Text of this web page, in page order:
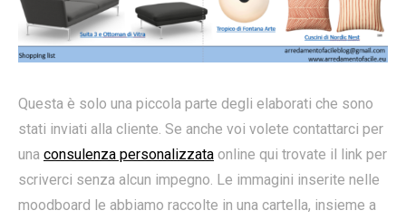
Questa è solo una piccola parte degli elaborati che sono
stati inviati alla cliente. Se anche voi volete contattarci per
una consulenza personalizzata online qui trovate il link per
scriverci senza alcun impegno. Le immagini inserite nelle
moodboard le abbiamo raccolte in una cartella, insieme a